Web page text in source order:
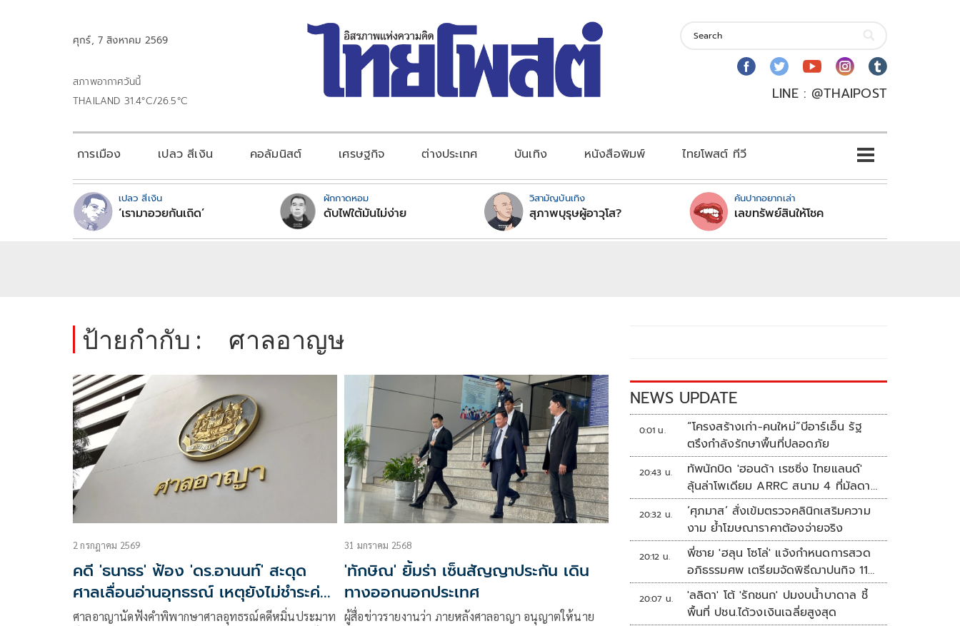
ศุกร์, 7 สิงหาคม 2569
สภาพอากาศวันนี้
THAILAND 31.4°C/26.5°C
LINE : @THAIPOST
การเมือง เปลว สีเงิน คอลัมนิสต์ เศรษฐกิจ ต่างประเทศ บันเทิง หนังสือพิมพ์ ไทยโพสต์ ทีวี
เปลว สีเงิน
‘เรามาอวยกันเถิด’
ผักกาดหอม
ดับไฟใต้มันไม่ง่าย
วิสามัญบันเทิง
สุภาพบุรุษผู้อาวุโส?
คันปากอยากเล่า
เลขทรัพย์สินให้โชค
ป้ายกำกับ : ศาลอาญษ
2 กรกฎาคม 2569
คดี 'ธนาธร' ฟ้อง 'ดร.อานนท์' สะดุด
ศาลเลื่อนอ่านอุทธรณ์ เหตุยังไม่ชำระค่า
ศาล
ศาลอาญานัดฟังคำพิพากษาศาลอุทธรณ์คดีหมิ่นประมาท
31 มกราคม 2568
'ทักษิณ' ยิ้มร่า เซ็นสัญญาประกัน เดิน
ทางออกนอกประเทศ
ผู้สื่อข่าวรายงานว่า ภายหลังศาลอาญา อนุญาตให้นาย
NEWS UPDATE
0:01 น.
“โครงสร้างเก่า-คนใหม่”บีอาร์เอ็น รัฐ
ตรึงกำลังรักษาพื้นที่ปลอดภัย
20:43 น.
ทัพนักบิด 'ฮอนด้า เรซซิ่ง ไทยแลนด์'
ลุ้นล่าโพเดียม ARRC สนาม 4 ที่มัลดาลิ
กา
20:32 น.
‘ศุภมาส’ สั่งเข้มตรวจคลินิกเสริมความ
งาม ย้ำโฆษณาราคาต้องจ่ายจริง
20:12 น.
พี่ชาย 'ฮลุน โซโล่' แจ้งกำหนดการสวด
อภิธรรมศพ เตรียมจัดพิธีฌาปนกิจ 11
ส.ค.
20:07 น.
'ลลิดา' โต้ 'รักชนก' ปมงบน้ำบาดาล ชี้
พื้นที่ ปชน.ได้วงเงินเฉลี่ยสูงสุด